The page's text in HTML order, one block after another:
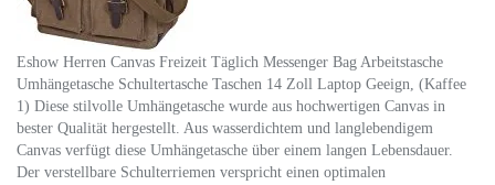
Eshow Herren Canvas Freizeit Täglich Messenger Bag Arbeitstasche
Umhängetasche Schultertasche Taschen 14 Zoll Laptop Geeign, (Kaffee
1) Diese stilvolle Umhängetasche wurde aus hochwertigen Canvas in
bester Qualität hergestellt. Aus wasserdichtem und langlebendigem
Canvas verfügt diese Umhängetasche über einem langen Lebensdauer.
Der verstellbare Schulterriemen verspricht einen optimalen